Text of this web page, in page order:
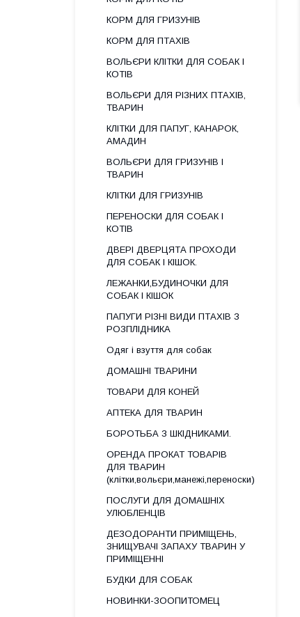
КОРМ ДЛЯ ГРИЗУНІВ
КОРМ ДЛЯ ПТАХІВ
ВОЛЬЄРИ КЛІТКИ ДЛЯ СОБАК І
КОТІВ
ВОЛЬЄРИ ДЛЯ РІЗНИХ ПТАХІВ,
ТВАРИН
КЛІТКИ ДЛЯ ПАПУГ, КАНАРОК,
АМАДИН
ВОЛЬЄРИ ДЛЯ ГРИЗУНІВ І
ТВАРИН
КЛІТКИ ДЛЯ ГРИЗУНІВ
ПЕРЕНОСКИ ДЛЯ СОБАК І
КОТІВ
ДВЕРІ ДВЕРЦЯТА ПРОХОДИ
ДЛЯ СОБАК І КІШОК.
ЛЕЖАНКИ,БУДИНОЧКИ ДЛЯ
СОБАК І КІШОК
ПАПУГИ РІЗНІ ВИДИ ПТАХІВ З
РОЗПЛІДНИКА
Одяг і взуття для собак
ДОМАШНІ ТВАРИНИ
ТОВАРИ ДЛЯ КОНЕЙ
АПТЕКА ДЛЯ ТВАРИН
БОРОТЬБА З ШКІДНИКАМИ.
ОРЕНДА ПРОКАТ ТОВАРІВ
ДЛЯ ТВАРИН
(клітки,вольєри,манежі,переноски)
ПОСЛУГИ ДЛЯ ДОМАШНІХ
УЛЮБЛЕНЦІВ
ДЕЗОДОРАНТИ ПРИМІЩЕНЬ,
ЗНИЩУВАЧІ ЗАПАХУ ТВАРИН У
ПРИМІЩЕННІ
БУДКИ ДЛЯ СОБАК
НОВИНКИ-ЗООПИТОМЕЦ